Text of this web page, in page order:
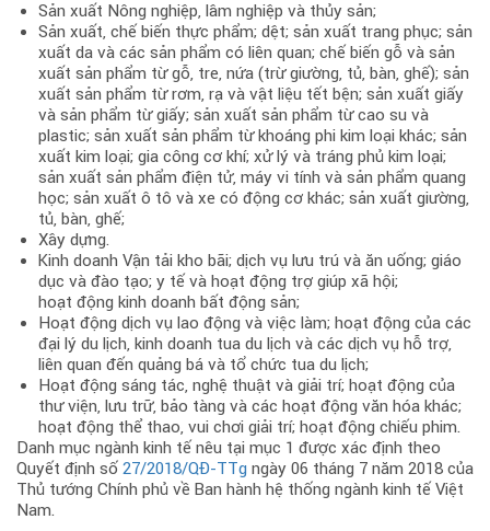
Sản xuất Nông nghiệp, lâm nghiệp và thủy sản;
Sản xuất, chế biến thực phẩm; dệt; sản xuất trang phục; sản
xuất da và các sản phẩm có liên quan; chế biến gỗ và sản
xuất sản phẩm từ gỗ, tre, nứa (trừ giường, tủ, bàn, ghế); sản
xuất sản phẩm từ rơm, rạ và vật liệu tết bện; sản xuất giấy
và sản phẩm từ giấy; sản xuất sản phẩm từ cao su và
plastic; sản xuất sản phẩm từ khoáng phi kim loại khác; sản
xuất kim loại; gia công cơ khí; xử lý và tráng phủ kim loại;
sản xuất sản phẩm điện tử, máy vi tính và sản phẩm quang
học; sản xuất ô tô và xe có động cơ khác; sản xuất giường,
tủ, bàn, ghế;
Xây dựng.
Kinh doanh Vận tải kho bãi; dịch vụ lưu trú và ăn uống; giáo
dục và đào tạo; y tế và hoạt động trợ giúp xã hội;
hoạt động kinh doanh bất động sản;
Hoạt động dịch vụ lao động và việc làm; hoạt động của các
đại lý du lịch, kinh doanh tua du lịch và các dịch vụ hỗ trợ,
liên quan đến quảng bá và tổ chức tua du lịch;
Hoạt động sáng tác, nghệ thuật và giải trí; hoạt động của
thư viện, lưu trữ, bảo tàng và các hoạt động văn hóa khác;
hoạt động thể thao, vui chơi giải trí; hoạt động chiếu phim.
Danh mục ngành kinh tế nêu tại mục 1 được xác định theo
Quyết định số 27/2018/QĐ-TTg ngày 06 tháng 7 năm 2018 của
Thủ tướng Chính phủ về Ban hành hệ thống ngành kinh tế Việt
Nam.